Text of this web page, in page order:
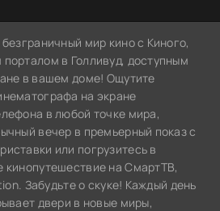
мир кино с Киного,
в Голливуд, доступным
в вашем доме! Ощутите
на экране
в любой точке мира,
вечер в премьерный показ с
или погрузитесь в
кинопутешествие на СмартТВ,
Забудьте о скуке! Каждый день
двери в новые миры,